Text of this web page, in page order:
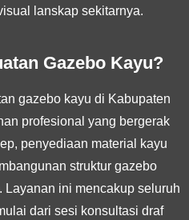
lanskap sekitarnya.
Gazebo Kayu?
gazebo kayu di Kabupaten
profesional yang bergerak
penyediaan material kayu
struktur gazebo
Layanan ini mencakup seluruh
dari sesi konsultasi draf